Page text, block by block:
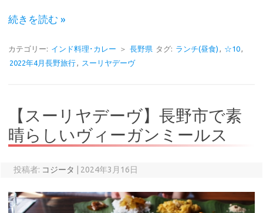
続きを読む »
カテゴリー: インド料理･カレー ＞ 長野県 タグ: ランチ(昼食) , ☆10,
2022年4月長野旅行, スーリヤデーヴ
【スーリヤデーヴ】長野市で素
晴らしいヴィーガンミールス
投稿者: コジータ 2024年3月16日